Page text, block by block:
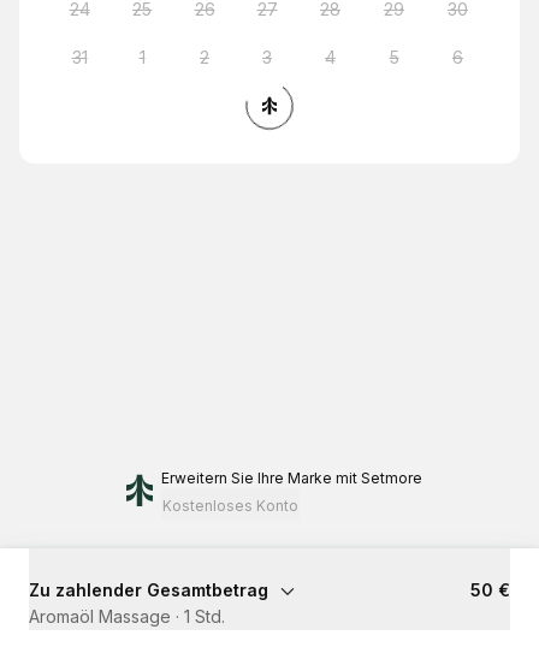
24 25 26 27 28 29 30
31 1 2 3 4 5 6
Erweitern Sie Ihre Marke mit Setmore
Kostenloses Konto
Zu zahlender Gesamtbetrag
50 €
Aromaöl Massage · 1 Std.